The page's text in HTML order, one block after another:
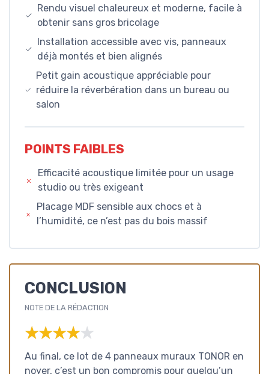
Rendu visuel chaleureux et moderne, facile à
obtenir sans gros bricolage
Installation accessible avec vis, panneaux
déjà montés et bien alignés
Petit gain acoustique appréciable pour
réduire la réverbération dans un bureau ou
salon
POINTS FAIBLES
Efficacité acoustique limitée pour un usage
studio ou très exigeant
Placage MDF sensible aux chocs et à
l’humidité, ce n’est pas du bois massif
CONCLUSION
NOTE DE LA RÉDACTION
★★★★★
★★★★★
Au final, ce lot de 4 panneaux muraux TONOR en
noyer, c’est un bon compromis pour quelqu’un